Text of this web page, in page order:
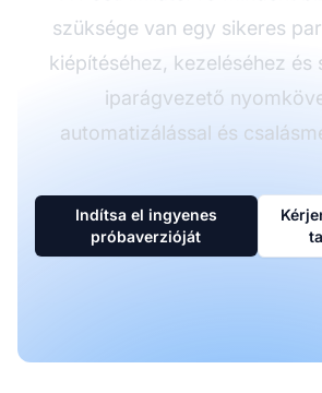
szüksége van egy sikeres
kiépítéséhez, kezeléséhez és
iparágvezető
automatizálással és
Indítsa el ingyenes
próbaverzióját